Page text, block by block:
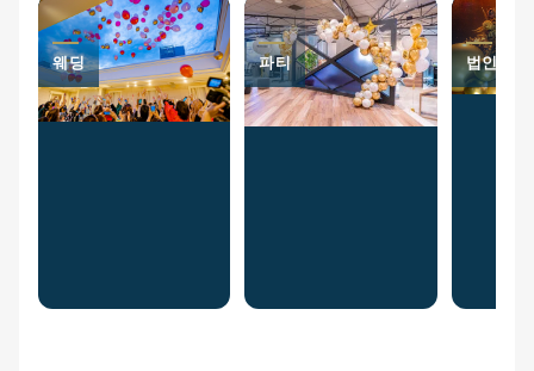
웨딩 파티 법인 축